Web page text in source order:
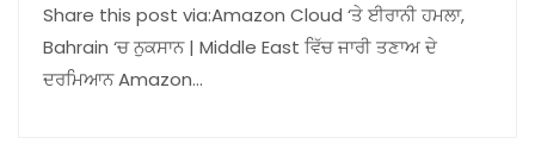
Share this post via:Amazon Cloud ‘ਤੇ ਈਰਾਨੀ ਹਮਲਾ,
Bahrain ‘ਚ ਨੁਕਸਾਨ | Middle East ਵਿੱਚ ਜਾਰੀ ਤਣਾਅ ਦੇ
ਦਰਮਿਆਨ Amazon…